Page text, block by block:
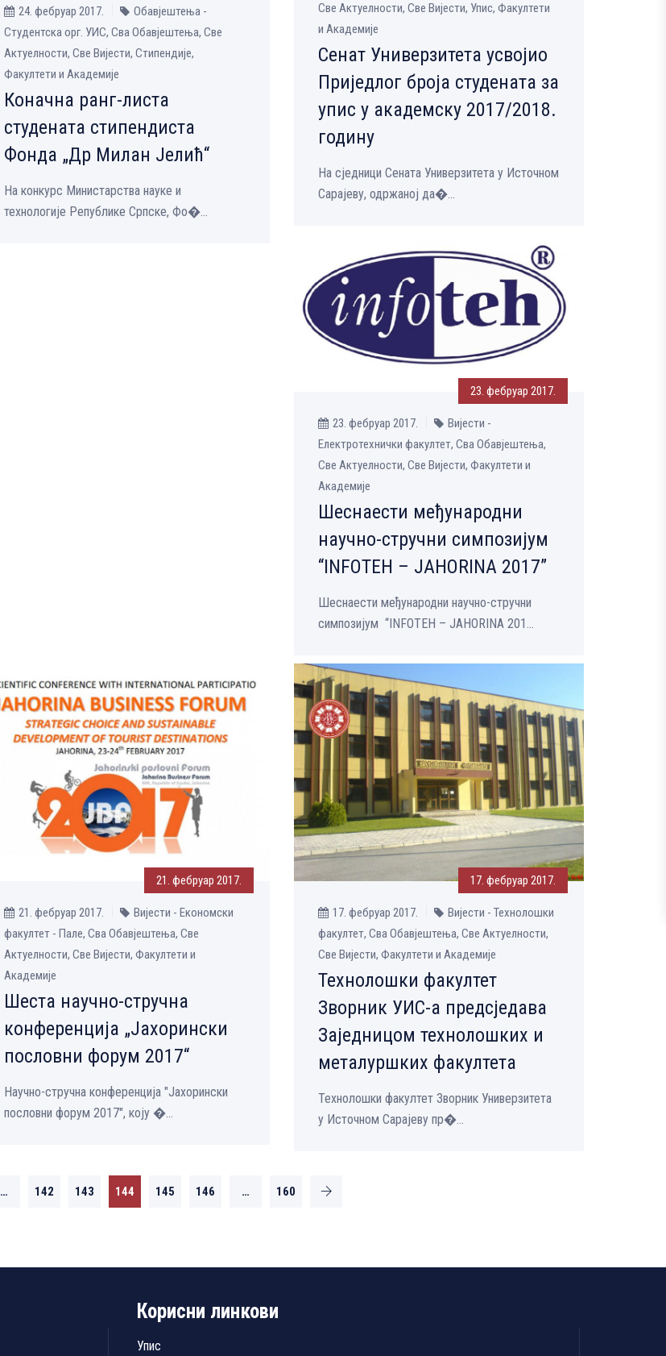
24. фебруар 2017.
Обавјештења -
Студентска орг. УИС, Сва Обавјештења, Све
Aктуелности, Све Вијести, Стипендије,
Факултети и Академије
Коначна ранг-листа
студената стипендиста
Фонда „Др Милан Јелић“
На конкурс Министарства науке и
технологије Републике Српске, Фо�...
Све Aктуелности, Све Вијести, Упис, Факултети
и Академије
Сенат Универзитета усвојио
Приједлог броја студената за
упис у академску 2017/2018.
годину
На сједници Сената Универзитета у Источном
Сарајеву, одржаној да�...
23. фебруар 2017.
23. фебруар 2017.
Вијести -
Електротехнички факултет, Сва Обавјештења,
Све Aктуелности, Све Вијести, Факултети и
Академије
Шеснаести међународни
научно-стручни симпозијум
“INFOTEH – JAHORINA 2017”
Шеснаести међународни научно-стручни
симпозијум “INFOTEH – JAHORINA 201...
21. фебруар 2017.
21. фебруар 2017.
Вијести - Економски
факултет - Пале, Сва Обавјештења, Све
Aктуелности, Све Вијести, Факултети и
Академије
Шеста научно-стручна
конференција „Јахорински
пословни форум 2017“
Научно-стручна конференција "Јахорински
пословни форум 2017", коју �...
17. фебруар 2017.
17. фебруар 2017.
Вијести - Технолошки
факултет, Сва Обавјештења, Све Aктуелности,
Све Вијести, Факултети и Академије
Технолошки факултет
Зворник УИС-а предсједава
Заједницом технолошких и
металуршких факултета
Технолошки факултет Зворник Универзитета
у Источном Сарајеву пр�...
… 142 143 144 145 146 … 160
Корисни линкови
Упис